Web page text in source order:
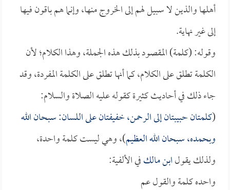
أهلها والذين لا سبيل لهم إلى الخروج منها، وإنما هم باقون فيها
إلى غير نهاية.
وقوله: (كلمة) المقصود بذلك هذه الجملة، وهذا الكلام؛ لأن
الكلمة تطلق على الكلام، كما أنها تطلق على الكلمة المفردة، وقد
جاء ذلك في أحاديث كثيرة كقوله عليه الصلاة والسلام:
(كلمتان حبيبتان إلى الرحمن، خفيفتان على اللسان: سبحان الله
وبحمده، سبحان الله العظيم)، وهي ليست كلمة واحدة،
ولذلك يقولابن مالكفي الألفية:
واحده كلمة والقول عم